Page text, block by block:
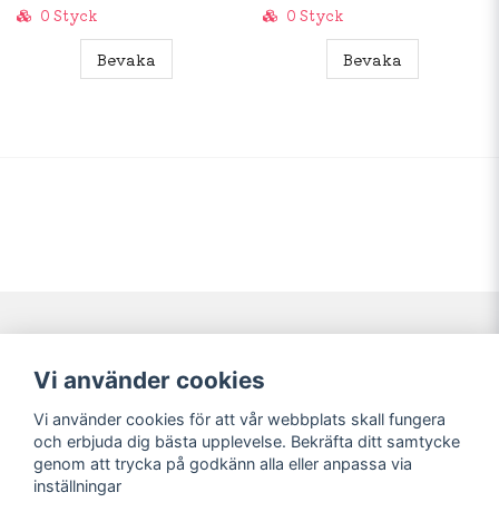
0 Styck
Bevaka
0 Styck
Bevaka
Navigering
Nyheter!
Förbeställning
Mitt konto
Logga in
Registrera dig
Glömt lösenord?
Sociala medier
Vi använder cookies
Vi använder cookies för att vår webbplats skall fungera
och erbjuda dig bästa upplevelse. Bekräfta ditt samtycke
genom att trycka på godkänn alla eller anpassa via
inställningar